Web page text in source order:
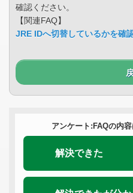
確認ください。
【関連FAQ】
JRE IDへ切替しているかを確
アンケート:FAQの内
解決できた